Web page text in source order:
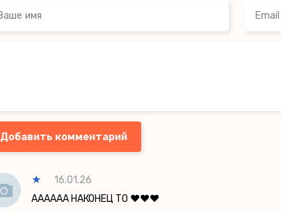
Добавить комментарий
★
16.01.26
АААААА НАКОНЕЦ ТО ❤️❤️❤️